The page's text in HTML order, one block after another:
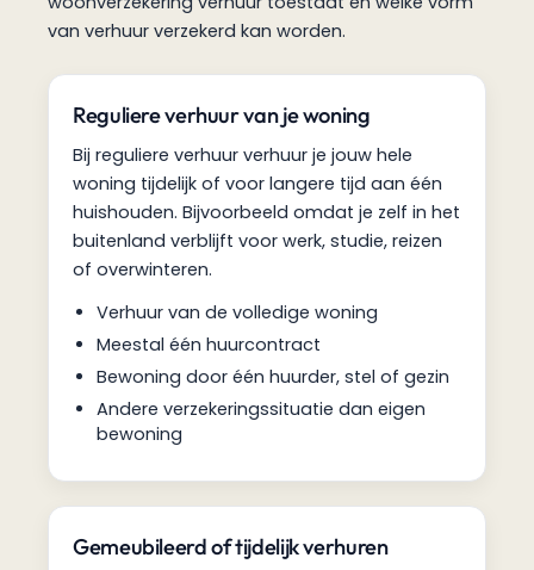
van verhuur verzekerd kan worden.
Reguliere verhuur van je woning
Bij reguliere verhuur verhuur je jouw hele
woning tijdelijk of voor langere tijd aan één
huishouden. Bijvoorbeeld omdat je zelf in het
buitenland verblijft voor werk, studie, reizen
of overwinteren.
Verhuur van de volledige woning
Meestal één huurcontract
Bewoning door één huurder, stel of gezin
Andere verzekeringssituatie dan eigen
bewoning
Gemeubileerd of tijdelijk verhuren